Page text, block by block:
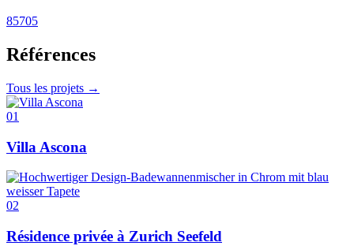
85705
Références
Tous les projets →
01
Villa Ascona
02
Résidence privée à Zurich Seefeld